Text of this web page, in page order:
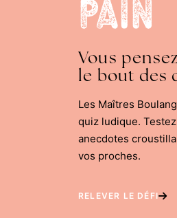
Vous
le bout des
Les Maîtres
quiz ludique.
anecdotes
vos proches.
RELEVER LE DÉFI